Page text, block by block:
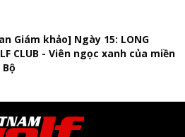
Giám khảo] Ngày 15: LONG
CLUB - Viên ngọc xanh của miền